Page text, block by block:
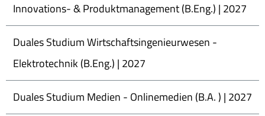
Innovations- & Produktmanagement (B.Eng.) | 2027
Duales Studium Wirtschaftsingenieurwesen -
Elektrotechnik (B.Eng.) | 2027
Duales Studium Medien - Onlinemedien (B.A. ) | 2027